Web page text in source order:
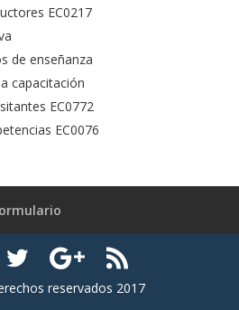
EC0217
de enseñanza
capacitación
EC0772
EC0076
reservados 2017